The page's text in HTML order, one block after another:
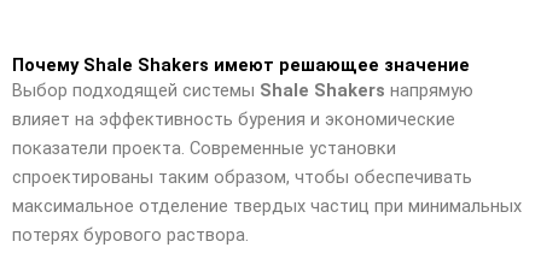
Почему Shale Shakers имеют решающее значение
Выбор подходящей системы Shale Shakers напрямую
влияет на эффективность бурения и экономические
показатели проекта. Современные установки
спроектированы таким образом, чтобы обеспечивать
максимальное отделение твердых частиц при минимальных
потерях бурового раствора.